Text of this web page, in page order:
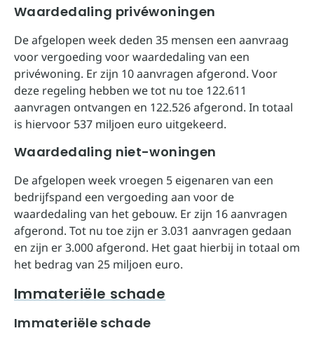
Waardedaling privéwoningen
De afgelopen week deden 35 mensen een aanvraag
voor vergoeding voor waardedaling van een
privéwoning. Er zijn 10 aanvragen afgerond. Voor
deze regeling hebben we tot nu toe 122.611
aanvragen ontvangen en 122.526 afgerond. In totaal
is hiervoor 537 miljoen euro uitgekeerd.
Waardedaling niet-woningen
De afgelopen week vroegen 5 eigenaren van een
bedrijfspand een vergoeding aan voor de
waardedaling van het gebouw. Er zijn 16 aanvragen
afgerond. Tot nu toe zijn er 3.031 aanvragen gedaan
en zijn er 3.000 afgerond. Het gaat hierbij in totaal om
het bedrag van 25 miljoen euro.
Immateriële schade
Immateriële schade